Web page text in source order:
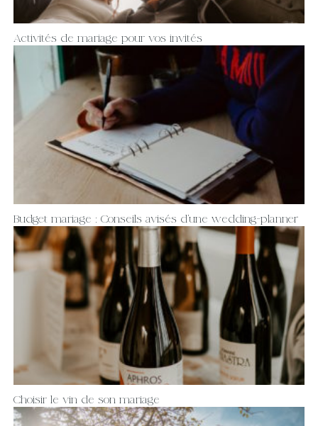
Activités de mariage pour vos invités
Budget mariage : Conseils avisés d’une wedding-planner
Choisir le vin de son mariage